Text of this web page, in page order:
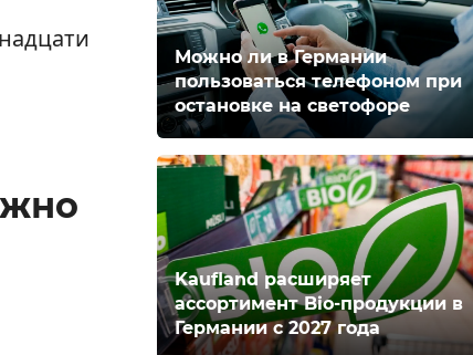
Можно ли в Германии
пользоваться телефоном при
остановке на светофоре
Kaufland расширяет
ассортимент Bio-продукции в
Германии с 2027 года